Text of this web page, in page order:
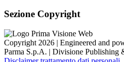
Sezione Copyright
Copyright 2026 | Engineered and
Parma S.p.A. | Divisione Publishing